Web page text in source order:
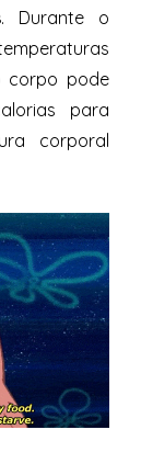
. Durante o
corpo pode
para
corporal